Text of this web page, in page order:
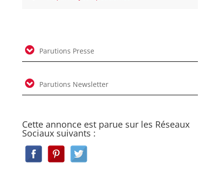
Parutions Presse
Parutions Newsletter
Cette annonce est parue sur les Réseaux
Sociaux suivants :